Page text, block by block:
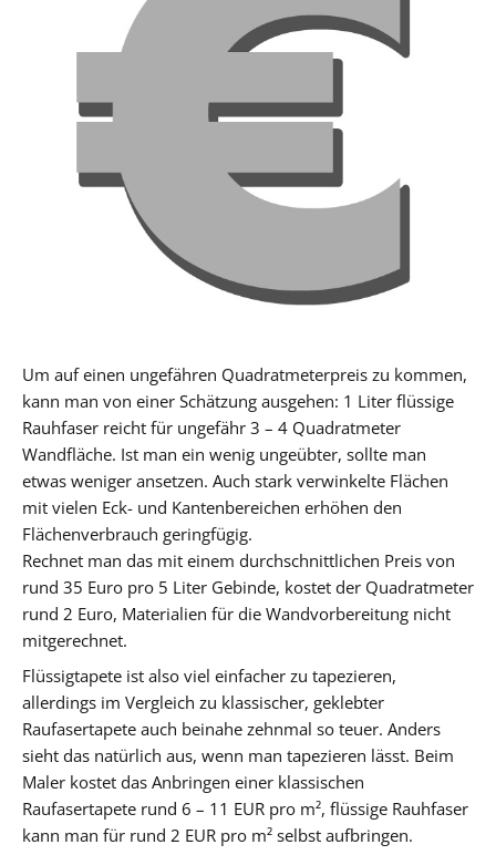
Um auf einen ungefähren Quadratmeterpreis zu kommen,
kann man von einer Schätzung ausgehen: 1 Liter flüssige
Rauhfaser reicht für ungefähr 3 – 4 Quadratmeter
Wandfläche. Ist man ein wenig ungeübter, sollte man
etwas weniger ansetzen. Auch stark verwinkelte Flächen
mit vielen Eck- und Kantenbereichen erhöhen den
Flächenverbrauch geringfügig.
Rechnet man das mit einem durchschnittlichen Preis von
rund 35 Euro pro 5 Liter Gebinde, kostet der Quadratmeter
rund 2 Euro, Materialien für die Wandvorbereitung nicht
mitgerechnet.
Flüssigtapete ist also viel einfacher zu tapezieren,
allerdings im Vergleich zu klassischer, geklebter
Raufasertapete auch beinahe zehnmal so teuer. Anders
sieht das natürlich aus, wenn man tapezieren lässt. Beim
Maler kostet das Anbringen einer klassischen
Raufasertapete rund 6 – 11 EUR pro m², flüssige Rauhfaser
kann man für rund 2 EUR pro m² selbst aufbringen.